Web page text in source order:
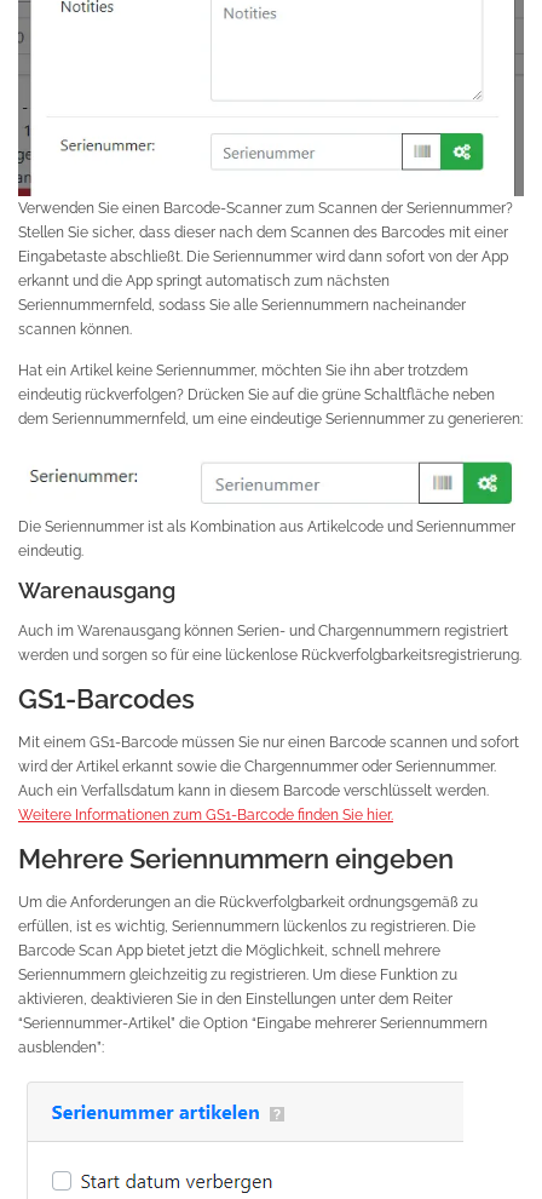
Verwenden Sie einen Barcode-Scanner zum Scannen der Seriennummer?
Stellen Sie sicher, dass dieser nach dem Scannen des Barcodes mit einer
Eingabetaste abschließt. Die Seriennummer wird dann sofort von der App
erkannt und die App springt automatisch zum nächsten
Seriennummernfeld, sodass Sie alle Seriennummern nacheinander
scannen können.
Hat ein Artikel keine Seriennummer, möchten Sie ihn aber trotzdem
eindeutig rückverfolgen? Drücken Sie auf die grüne Schaltfläche neben
dem Seriennummernfeld, um eine eindeutige Seriennummer zu generieren:
Die Seriennummer ist als Kombination aus Artikelcode und Seriennummer
eindeutig.
Warenausgang
Auch im Warenausgang können Serien- und Chargennummern registriert
werden und sorgen so für eine lückenlose Rückverfolgbarkeitsregistrierung.
GS1-Barcodes
Mit einem GS1-Barcode müssen Sie nur einen Barcode scannen und sofort
wird der Artikel erkannt sowie die Chargennummer oder Seriennummer.
Auch ein Verfallsdatum kann in diesem Barcode verschlüsselt werden.
Weitere Informationen zum GS1-Barcode finden Sie hier.
Mehrere Seriennummern eingeben
Um die Anforderungen an die Rückverfolgbarkeit ordnungsgemäß zu
erfüllen, ist es wichtig, Seriennummern lückenlos zu registrieren. Die
Barcode Scan App bietet jetzt die Möglichkeit, schnell mehrere
Seriennummern gleichzeitig zu registrieren. Um diese Funktion zu
aktivieren, deaktivieren Sie in den Einstellungen unter dem Reiter
“Seriennummer-Artikel” die Option “Eingabe mehrerer Seriennummern
ausblenden”: